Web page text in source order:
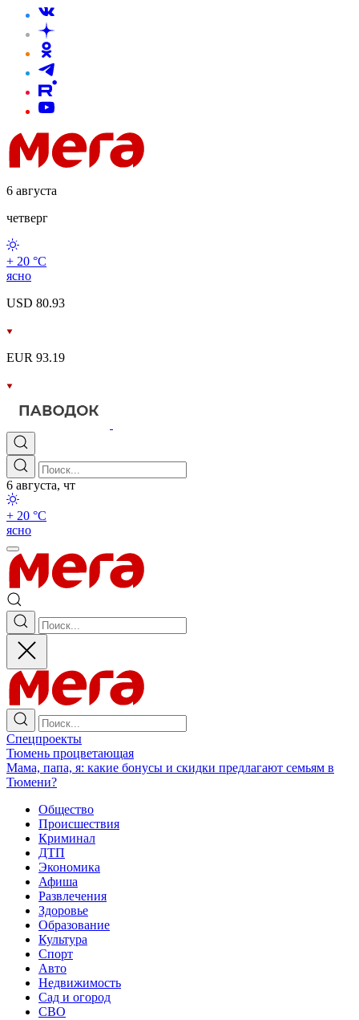
6 августа
четверг
+ 20 °С
ясно
USD 80.93
EUR 93.19
6 августа, чт
+ 20 °С
ясно
Спецпроекты
Тюмень процветающая
Мама, папа, я: какие бонусы и скидки предлагают семьям в
Тюмени?
Общество
Происшествия
Криминал
ДТП
Экономика
Афиша
Развлечения
Здоровье
Образование
Культура
Спорт
Авто
Недвижимость
Сад и огород
СВО